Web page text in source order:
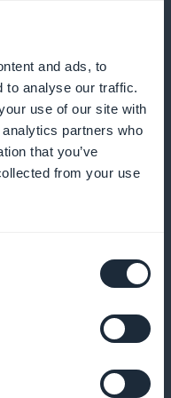
and ads, to
to analyse our traffic.
use of our site with
partners who
that you’ve
from your use
jotta minimoit
säännöllisiin